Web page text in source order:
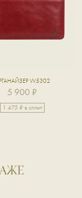
W5302
5 900 ₽
1 475 ₽ в сплит